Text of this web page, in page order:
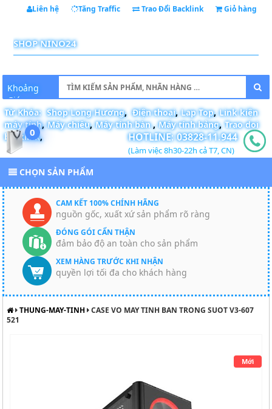
Giỏ hàng
Trao Đổi Backlink
Tăng Traffic
Liên hệ
SHOP NINO24
Khoảng
Giá
Từ Khóa: Shop Long Hương, Điện thoại, Lap Top, Link kiện
máy tính, Máy chiếu, Máy tính bàn, Máy tính bảng, Trao doi
backlink,
0 HOTLINE:03828-11.944
(Làm việc 8h30-22h cả T7, CN)
CHỌN SẢN PHẨM
CAM KẾT 100% CHÍNH HÃNG
nguồn gốc, xuất xứ sản phẩm rõ ràng
ĐÓNG GÓI CẨN THẬN
đảm bảo độ an toàn cho sản phẩm
XEM HÀNG TRƯỚC KHI NHẬN
quyền lợi tối đa cho khách hàng
THUNG-MAY-TINH CASE VO MAY TINH BAN TRONG SUOT V3-607
521
Mới